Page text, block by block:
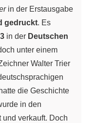
in der Erstausgabe
gedruckt. Es
in der Deutschen
unter einem
Walter Trier
die Geschichte
in den
verkauft. Doch